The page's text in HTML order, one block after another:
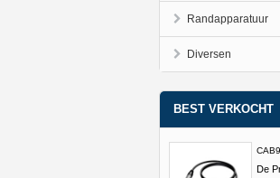
Randapparatuur
Diversen
BEST VERKOCHT
De